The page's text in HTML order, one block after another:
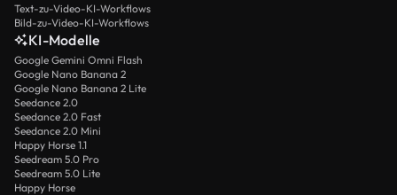
Text-zu-Video-KI-Workflows
Bild-zu-Video-KI-Workflows
KI-Modelle
Google Gemini Omni Flash
Google Nano Banana 2
Google Nano Banana 2 Lite
Seedance 2.0
Seedance 2.0 Fast
Seedance 2.0 Mini
Happy Horse 1.1
Seedream 5.0 Pro
Seedream 5.0 Lite
Happy Horse